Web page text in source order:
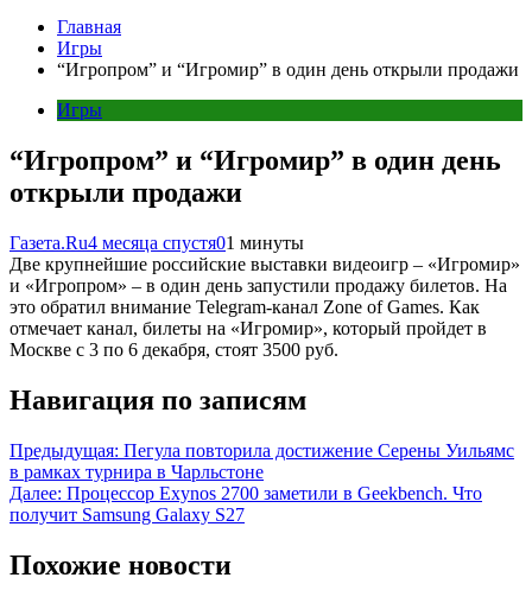
Главная
Игры
“Игропром” и “Игромир” в один день открыли продажи
Игры
“Игропром” и “Игромир” в один день
открыли продажи
Газета.Ru4 месяца спустя01 минуты
Две крупнейшие российские выставки видеоигр – «Игромир»
и «Игропром» – в один день запустили продажу билетов. На
это обратил внимание Telegram-канал Zone of Games. Как
отмечает канал, билеты на «Игромир», который пройдет в
Москве с 3 по 6 декабря, стоят 3500 руб.
Навигация по записям
Предыдущая: Пегула повторила достижение Серены Уильямс
в рамках турнира в Чарльстоне
Далее: Процессор Exynos 2700 заметили в Geekbench. Что
получит Samsung Galaxy S27
Похожие новости